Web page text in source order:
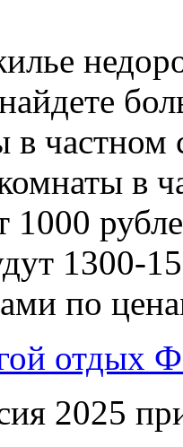
в
в
1000
1300-
по
отдых
2025